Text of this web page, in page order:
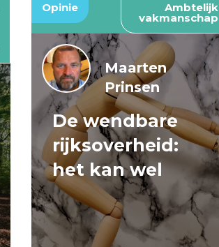
Opinie Ambtelijk
vakmanschap
Maarten
Prinsen
De wendbare
rijksoverheid:
het kan wel